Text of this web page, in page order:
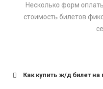
Несколько форм
стоимость билетов
Как купить ж/д билет на